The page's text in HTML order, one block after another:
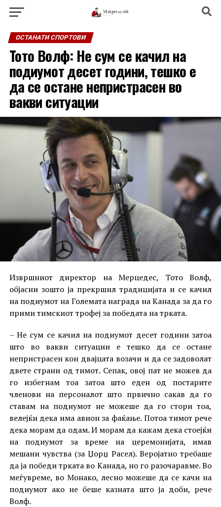
ОСТАНАТИ СПОРТОВИ
Тото Волф: Не сум се качил на
подиумот десет години, тешко е
да се остане непристрасен во
вакви ситуации
Извршниот директор на Мерцедес, Тото Волф,
објасни зошто ја прекршил традицијата и се качил
на подиумот на Големата награда на Канада за да го
прими тимскиот трофеј за победата на трката.
– Не сум се качил на подиумот десет години затоа
што во вакви ситуации е тешко да се остане
непристрасен кон двајцата возачи и да се задоволат
двете страни од тимот. Сепак, овој пат не можев да
го избегнам тоа затоа што еден од постарите
членови на персоналот што првично сакав да го
ставам на подиумот не можеше да го стори тоа,
велејќи дека има авион за фаќање. Потоа тимот рече
дека морам да одам. И морам да кажам дека стоејќи
на подиумот за време на церемонијата, имав
мешани чувства (за Џорџ Расел). Веројатно требаше
да ја победи трката во Канада, но го разочаравме. Во
меѓувреме, во Монако, лесно можеше да се качи на
подиумот ако не беше казната што ја доби, рече
Волф.